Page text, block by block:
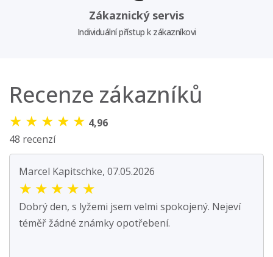
Zákaznický servis
Individuální přístup k zákazníkovi
Recenze zákazníků
★ ★ ★ ★ ★ 4,96
48 recenzí
Marcel Kapitschke, 07.05.2026
★ ★ ★ ★ ★
Dobrý den, s lyžemi jsem velmi spokojený. Nejeví
téměř žádné známky opotřebení.